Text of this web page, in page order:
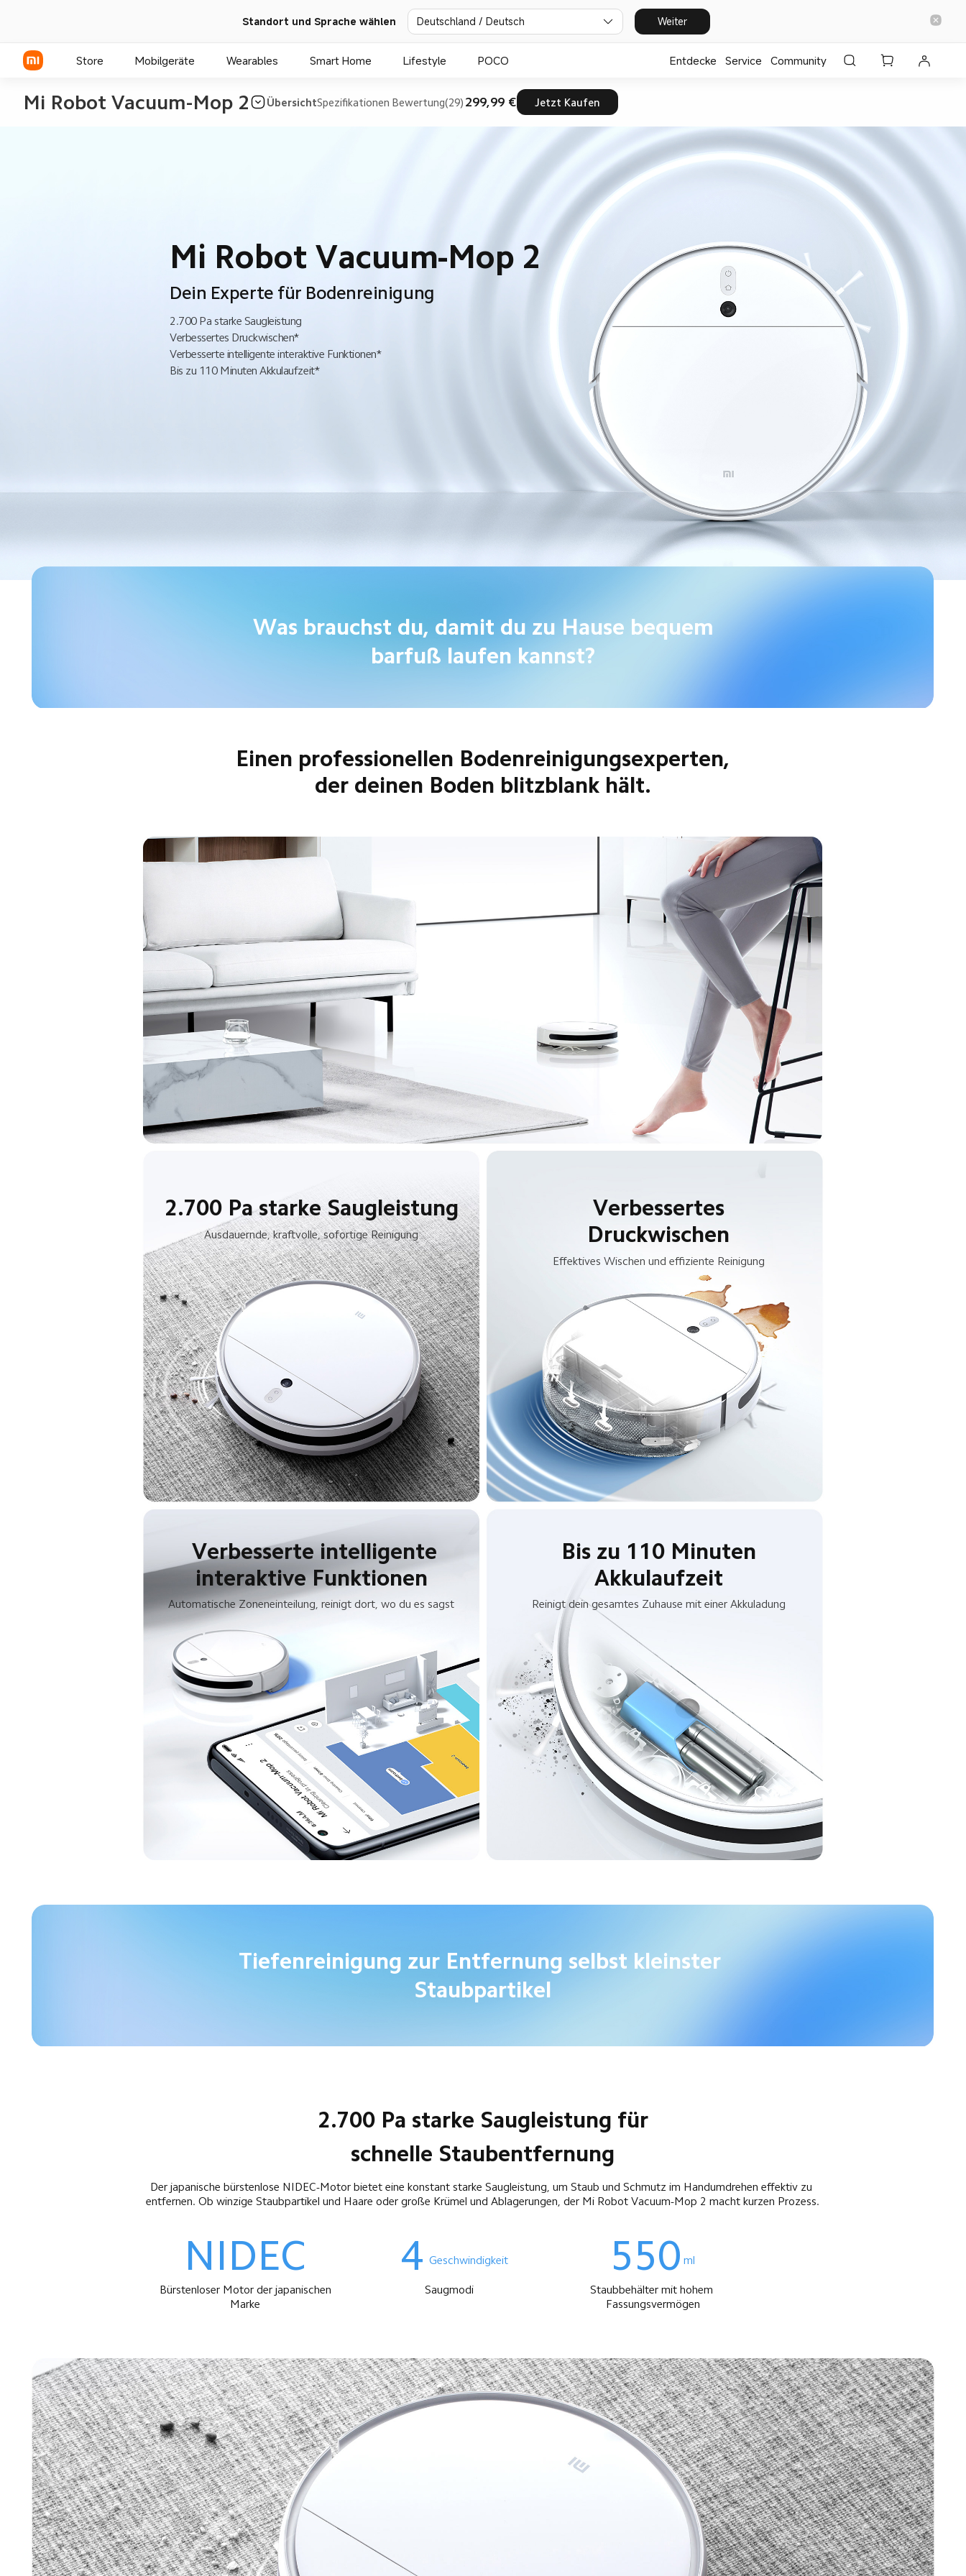
Standort und Sprache wählen Deutschland / Deutsch Weiter
Store Mobilgeräte Wearables Smart Home Lifestyle POCO Entdecke ⁣Service Community
Mi Robot Vacuum-Mop 2 ÜbersichtSpezifikationen Bewertung(29) 299,99 € Jetzt Kaufen
Mi Robot Vacuum-Mop 2
Dein Experte für Bodenreinigung
2.700 Pa starke Saugleistung
Verbessertes Druckwischen*
Verbesserte intelligente interaktive Funktionen*
Bis zu 110 Minuten Akkulaufzeit*
Was brauchst du, damit du zu Hause bequem
barfuß laufen kannst?
Einen professionellen Bodenreinigungsexperten,
der deinen Boden blitzblank hält.
2.700 Pa starke Saugleistung
Ausdauernde, kraftvolle, sofortige Reinigung
Verbessertes
Druckwischen
Effektives Wischen und effiziente Reinigung
interaktive Funktionen
Automatische Zoneneinteilung, reinigt dort, wo du es sagst
Bis zu 110 Minuten
Akkulaufzeit
Reinigt dein gesamtes Zuhause mit einer Akkuladung
Tiefenreinigung zur Entfernung selbst kleinster
Staubpartikel
2.700 Pa starke Saugleistung für
schnelle Staubentfernung
Der japanische bürstenlose NIDEC-Motor bietet eine konstant starke Saugleistung, um Staub und Schmutz im Handumdrehen effektiv zu
entfernen. Ob winzige Staubpartikel und Haare oder große Krümel und Ablagerungen, der Mi Robot Vacuum-Mop 2 macht kurzen Prozess.
NIDEC
Marke
4 Geschwindigkeit
Saugmodi
550 ml
Staubbehälter mit hohem
Fassungsvermögen